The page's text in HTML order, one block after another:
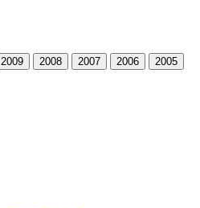
2009 2008 2007 2006
2005